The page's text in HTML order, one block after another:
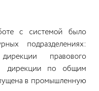
с системой было
подразделениях:
правового
по общим
в промышленную